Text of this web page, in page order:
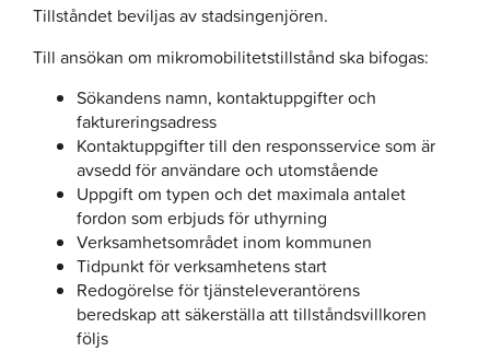
Tillståndet beviljas av stadsingenjören.
Till ansökan om mikromobilitetstillstånd ska bifogas:
Sökandens namn, kontaktuppgifter och
faktureringsadress
Kontaktuppgifter till den responsservice som är
avsedd för användare och utomstående
Uppgift om typen och det maximala antalet
fordon som erbjuds för uthyrning
Verksamhetsområdet inom kommunen
Tidpunkt för verksamhetens start
Redogörelse för tjänsteleverantörens
beredskap att säkerställa att tillståndsvillkoren
följs